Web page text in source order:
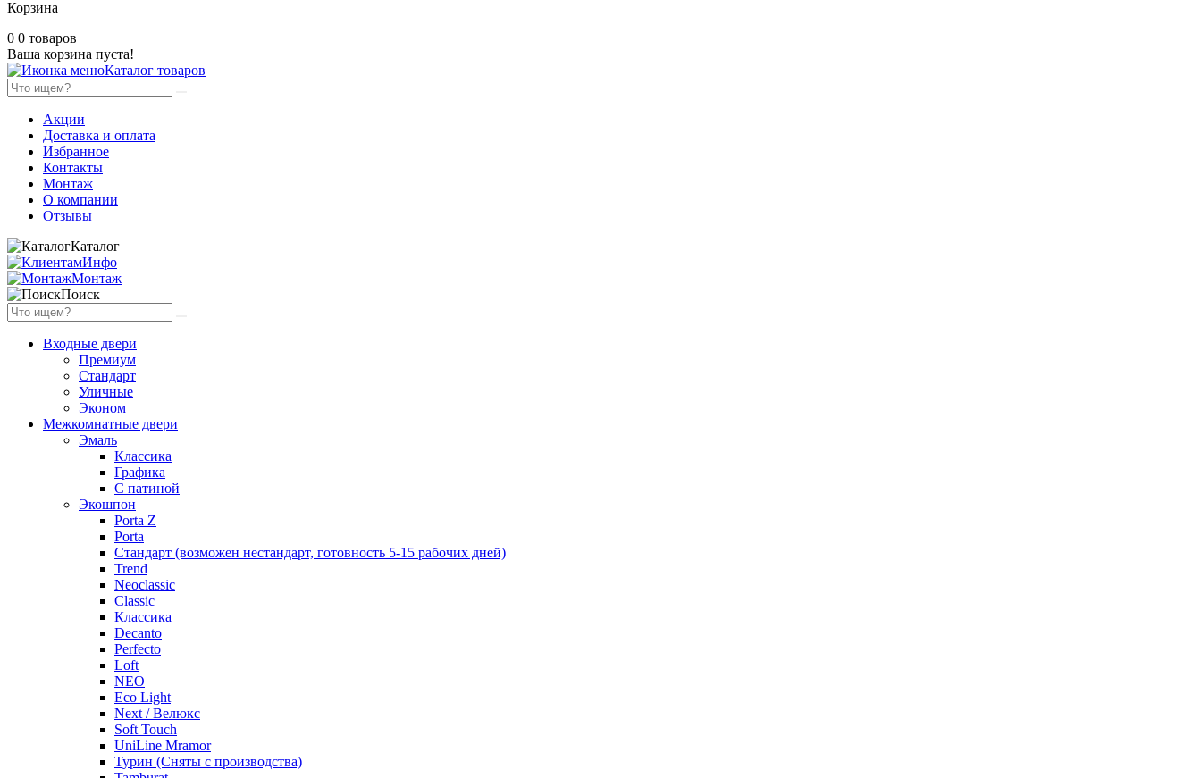
Корзина
0 0 товаров
Ваша корзина пуста!
Каталог товаров
Акции
Доставка и оплата
Избранное
Контакты
Монтаж
О компании
Отзывы
Каталог
Инфо
Монтаж
Поиск
Входные двери
Премиум
Стандарт
Уличные
Эконом
Межкомнатные двери
Эмаль
Классика
Графика
С патиной
Экошпон
Porta Z
Porta
Стандарт (возможен нестандарт, готовность 5-15 рабочих дней)
Trend
Neoclassic
Classic
Классика
Decanto
Perfecto
Loft
NEO
Eco Light
Next / Велюкс
Soft Touch
UniLine Mramor
Турин (Сняты с производства)